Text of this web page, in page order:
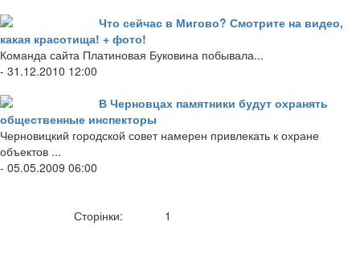
Что сейчас в Мигово? Смотрите на видео,
какая красотища! + фото!
Команда сайта Платиновая Буковина побывала...
- 31.12.2010 12:00
В Черновцах памятники будут охранять
общественные инспекторы
Черновицкий городской совет намерен привлекать к охране
объектов ...
- 05.05.2009 06:00
Сторінки: 1